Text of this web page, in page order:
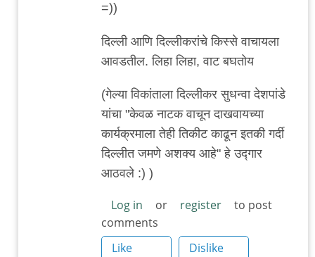
reply
to
अपेक्षित
खरा
दिल्लीकर
by
विवेक
पटाईत
=))
दिल्ली आणि दिल्लीकरांचे किस्से वाचायला
आवडतील. लिहा लिहा, वाट बघतोय
(गेल्या विकांताला दिल्लीकर सुधन्वा देशपांडे
यांचा "केवळ नाटक वाचून दाखवायच्या
कार्यक्रमाला तेही तिकीट काढून इतकी गर्दी
दिल्लीत जमणे अशक्य आहे" हे उद्गार
आठवले :) )
Log in or register
to post
comments
Like
Dislike